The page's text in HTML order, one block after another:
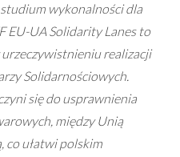
wykonalności dla
EU-UA Solidarity Lanes to
realizacji
Solidarnościowych.
się do usprawnienia
między Unią
co ułatwi polskim